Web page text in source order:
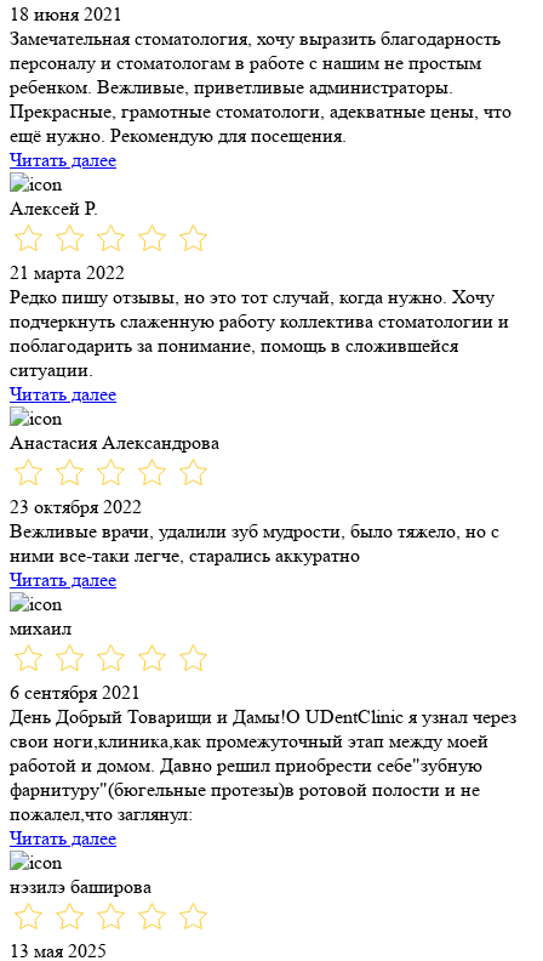
18 июня 2021
Замечательная стоматология, хочу выразить благодарность
персоналу и стоматологам в работе с нашим не простым
ребенком. Вежливые, приветливые администраторы.
Прекрасные, грамотные стоматологи, адекватные цены, что
ещё нужно. Рекомендую для посещения.
Читать далее
Алексей Р.
21 марта 2022
Редко пишу отзывы, но это тот случай, когда нужно. Хочу
подчеркнуть слаженную работу коллектива стоматологии и
поблагодарить за понимание, помощь в сложившейся
ситуации.
Читать далее
Анастасия Александрова
23 октября 2022
Вежливые врачи, удалили зуб мудрости, было тяжело, но с
ними все-таки легче, старались аккуратно
Читать далее
михаил
6 сентября 2021
День Добрый Товарищи и Дамы!О UDentClinic я узнал через
свои ноги,клиника,как промежуточный этап между моей
работой и домом. Давно решил приобрести себе"зубную
фарнитуру"(бюгельные протезы)в ротовой полости и не
пожалел,что заглянул:
Читать далее
нэзилэ баширова
13 мая 2025